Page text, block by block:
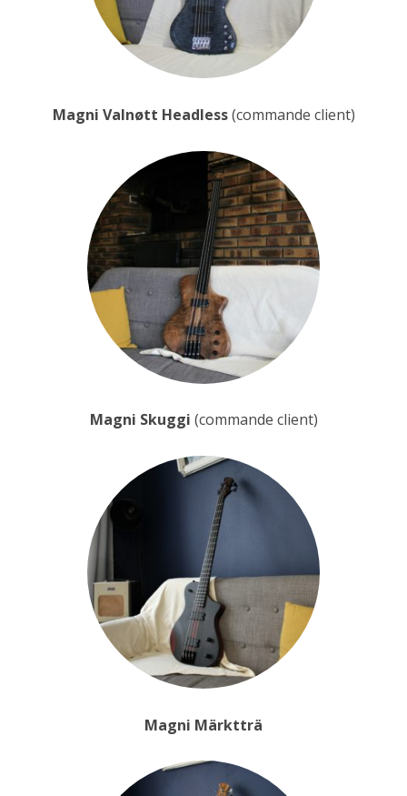
Magni Valnøtt Headless(commande client)
Magni Skuggi (commande client)
Magni Märktträ